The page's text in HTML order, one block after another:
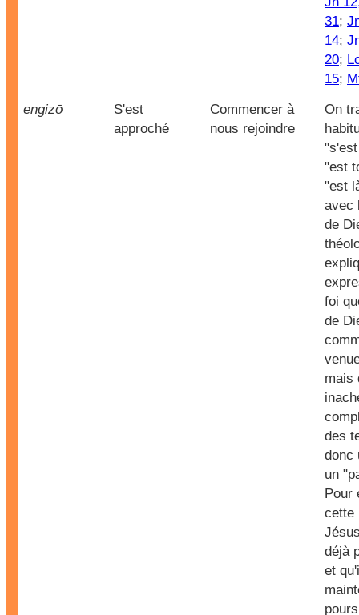
31;
14;
20;
15;
engizō
S'est
approché
Commencer à
nous rejoindre
On
"est
"est
avec
de
foi
de
mais
des
donc
un
Pour
cette
déjà
et